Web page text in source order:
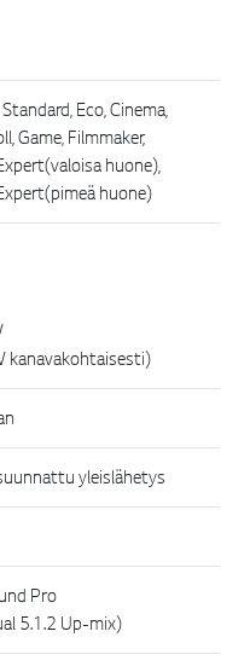
Eco, Cinema,
Game, Filmmaker,
huone),
huone)
kanavakohtaisesti)
yleislähetys
Pro
5.1.2 Up-mix)